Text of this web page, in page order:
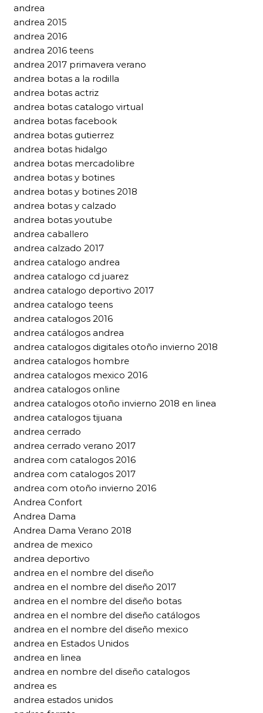
andrea
andrea 2015
andrea 2016
andrea 2016 teens
andrea 2017 primavera verano
andrea botas a la rodilla
andrea botas actriz
andrea botas catalogo virtual
andrea botas facebook
andrea botas gutierrez
andrea botas hidalgo
andrea botas mercadolibre
andrea botas y botines
andrea botas y botines 2018
andrea botas y calzado
andrea botas youtube
andrea caballero
andrea calzado 2017
andrea catalogo andrea
andrea catalogo cd juarez
andrea catalogo deportivo 2017
andrea catalogo teens
andrea catalogos 2016
andrea catálogos andrea
andrea catalogos digitales otoño invierno 2018
andrea catalogos hombre
andrea catalogos mexico 2016
andrea catalogos online
andrea catalogos otoño invierno 2018 en linea
andrea catalogos tijuana
andrea cerrado
andrea cerrado verano 2017
andrea com catalogos 2016
andrea com catalogos 2017
andrea com otoño invierno 2016
Andrea Confort
Andrea Dama
Andrea Dama Verano 2018
andrea de mexico
andrea deportivo
andrea en el nombre del diseño
andrea en el nombre del diseño 2017
andrea en el nombre del diseño botas
andrea en el nombre del diseño catálogos
andrea en el nombre del diseño mexico
andrea en Estados Unidos
andrea en linea
andrea en nombre del diseño catalogos
andrea es
andrea estados unidos